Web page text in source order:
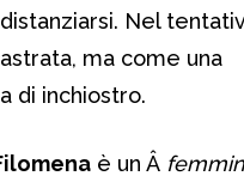
Nel
ma come una
di inchiostro.
è un Â